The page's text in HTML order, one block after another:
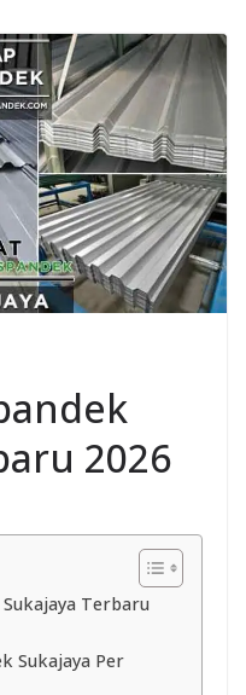
2026
Terbaru
Sukajaya Per